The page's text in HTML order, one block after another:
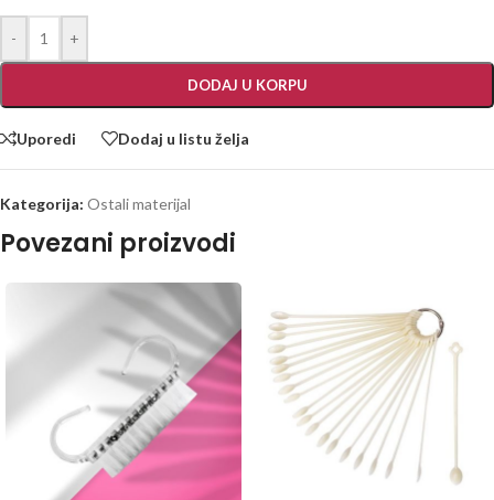
- +
DODAJ U KORPU
Uporedi Dodaj u listu želja
Kategorija: Ostali materijal
Povezani proizvodi